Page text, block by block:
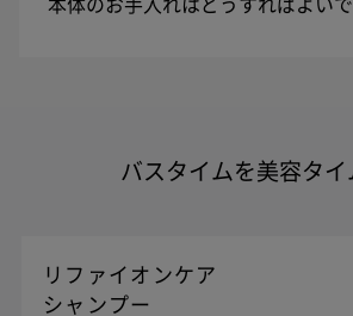
本体のお手入れはどうすればよい
バスタイムを美容タイ
リファイオンケア
シャンプー